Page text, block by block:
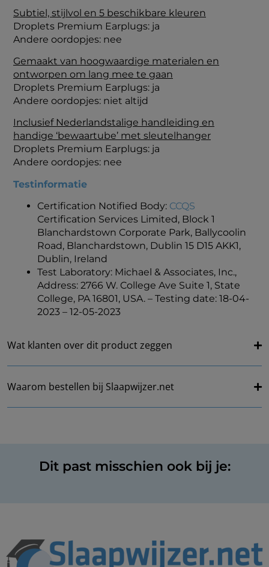
Subtiel, stijlvol en 5 beschikbare kleuren
Droplets Premium Earplugs: ja
Andere oordopjes: nee
Gemaakt van hoogwaardige materialen en
ontworpen om lang mee te gaan
Droplets Premium Earplugs: ja
Andere oordopjes: niet altijd
Inclusief Nederlandstalige handleiding en
handige ‘bewaartube’ met sleutelhanger
Droplets Premium Earplugs: ja
Andere oordopjes: nee
Testinformatie
Certification Notified Body: CCQS
Certification Services Limited, Block 1
Blanchardstown Corporate Park, Ballycoolin
Road, Blanchardstown, Dublin 15 D15 AKK1,
Dublin, Ireland
Test Laboratory: Michael & Associates, Inc.,
Address: 2766 W. College Ave Suite 1, State
College, PA 16801, USA. – Testing date: 18-04-
2023 – 12-05-2023
Wat klanten over dit product zeggen
Waarom bestellen bij Slaapwijzer.net
Dit past misschien ook bij je: